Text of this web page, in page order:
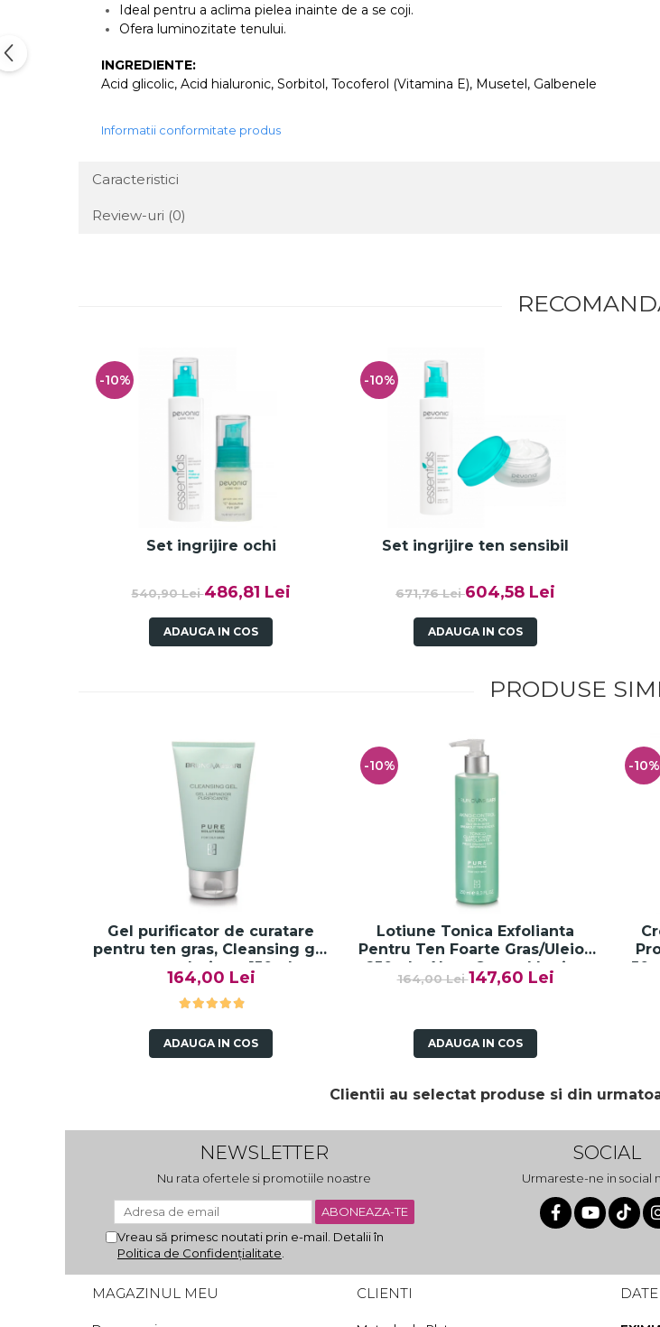
Ideal pentru a aclima pielea inainte de a se coji.
Ofera luminozitate tenului.
INGREDIENTE:
Acid glicolic, Acid hialuronic, Sorbitol, Tocoferol (Vitamina E), Musetel, Galbenele
Informatii conformitate produs
Caracteristici
Review-uri (0)
-10%
Set ingrijire ochi
540,90 Lei486,81 Lei
ADAUGA IN COS
-10%
Set ingrijire ten sensibil
671,76 Lei604,58 Lei
ADAUGA IN COS
PRODUSE
Gel purificator de curatare
pentru ten gras, Cleansing gel
pure solution - 150ml
164,00 Lei
ADAUGA IN COS
-10%
Lotiune Tonica Exfolianta
Pentru Ten Foarte Gras/Uleios
250ml - Akno-Control Lotion
Pure Solution - Bruno Vassari
164,00 Lei147,60 Lei
ADAUGA IN COS
-10%
Clientii au selectat produse si din
NEWSLETTER
Nu rata ofertele si promotiile noastre
Vreau să primesc noutati prin e-mail. Detalii în
Politica de Confidențialitate
SOCIAL
Urmareste-ne in social
MAGAZINUL MEU CLIENTI